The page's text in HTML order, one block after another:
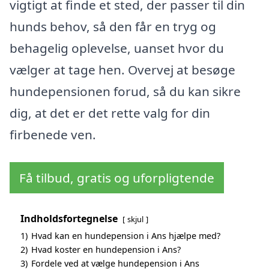
vigtigt at finde et sted, der passer til din
hunds behov, så den får en tryg og
behagelig oplevelse, uanset hvor du
vælger at tage hen. Overvej at besøge
hundepensionen forud, så du kan sikre
dig, at det er det rette valg for din
firbenede ven.
Få tilbud, gratis og uforpligtende
Indholdsfortegnelse skjul
1) Hvad kan en hundepension i Ans hjælpe med?
2) Hvad koster en hundepension i Ans?
3) Fordele ved at vælge hundepension i Ans